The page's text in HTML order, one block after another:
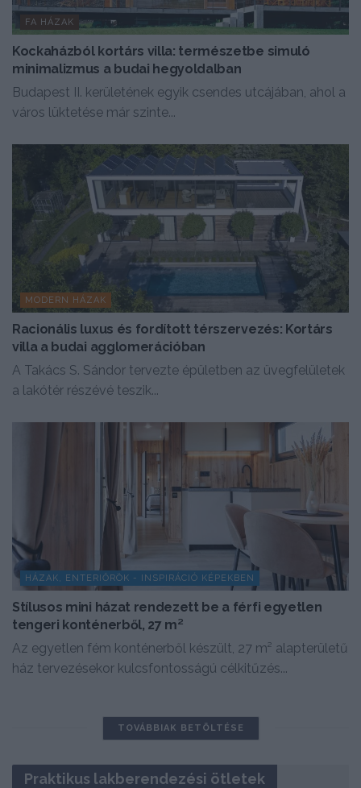
FA HÁZAK
Kockaházból kortárs villa: természetbe simuló
minimalizmus a budai hegyoldalban
Budapest II. kerületének egyik csendes utcájában, ahol a
város lüktetése már szinte...
MODERN HÁZAK
Racionális luxus és fordított térszervezés: Kortárs
villa a budai agglomerációban
A Takács S. Sándor tervezte épületben az üvegfelületek
a lakótér részévé teszik...
HÁZAK, ENTERIŐRÖK - INSPIRÁCIÓ KÉPEKBEN
Stílusos mini házat rendezett be a férfi egyetlen
tengeri konténerből, 27 m²
Az egyetlen fém konténerből készült, 27 m² alapterületű
ház tervezésekor kulcsfontosságú célkitűzés...
TOVÁBBIAK BETÖLTÉSE
Praktikus lakberendezési ötletek